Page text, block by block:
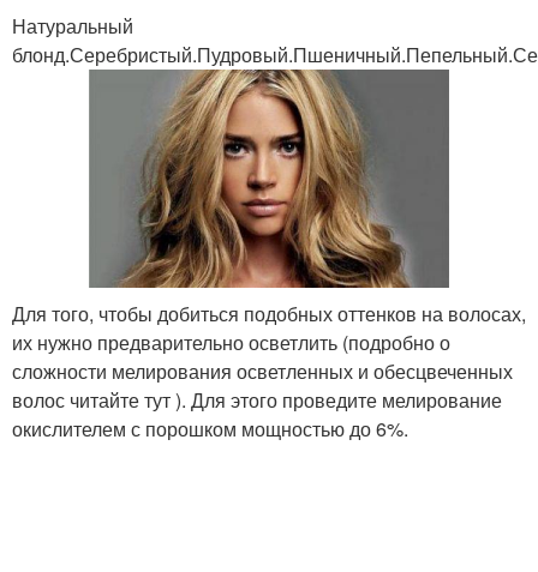
Волос при темном
мелировании
Волосы на домашних
Средства для
мелирования
Мелирования для
светлых волос
Мелирования на
светлых волосах
Мелирования на белые
Натуральный
Для того, чтобы добиться подобных оттенков на волосах,
их нужно предварительно осветлить (подробно о
сложности мелирования осветленных и обесцвеченных
волос читайте тут ). Для этого проведите мелирование
окислителем с порошком мощностью до 6%.